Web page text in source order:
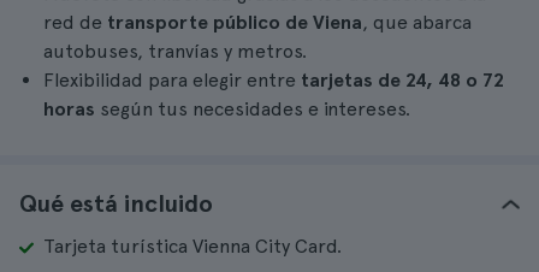
red de transporte público de Viena, que abarca
autobuses, tranvías y metros.
Flexibilidad para elegir entre tarjetas de 24, 48 o 72
horas según tus necesidades e intereses.
Qué está incluido
Tarjeta turística Vienna City Card.